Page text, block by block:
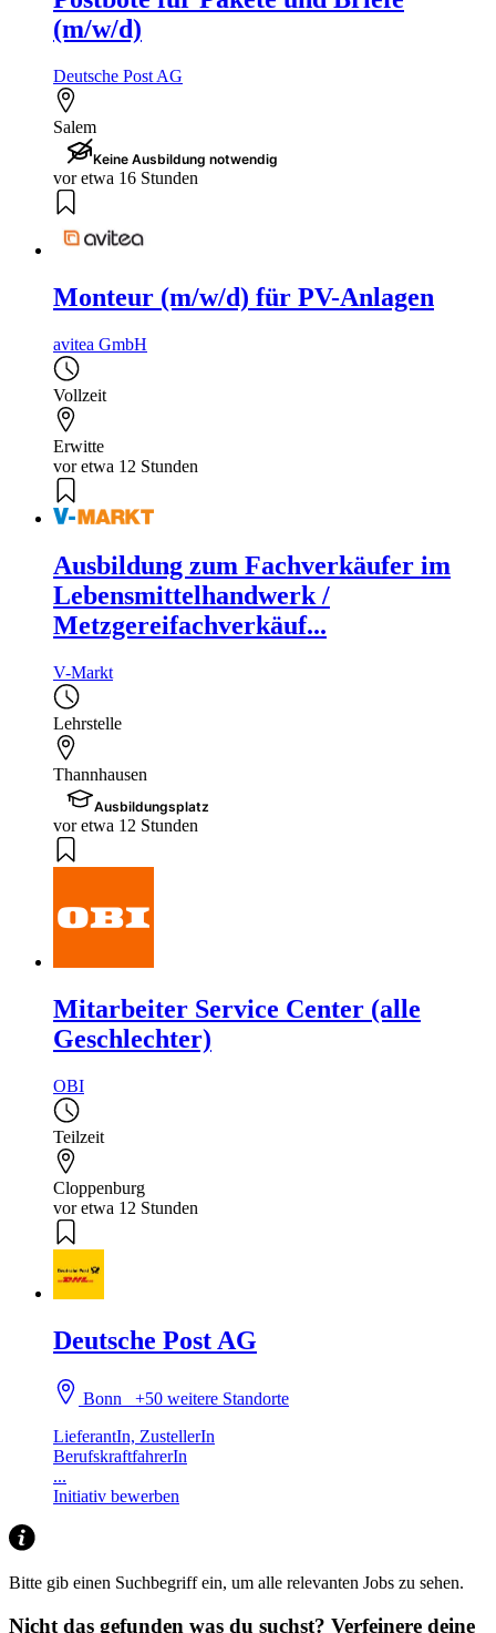
(m/w/d)
Deutsche Post AG
Salem
Keine Ausbildung notwendig
vor etwa 16 Stunden
Monteur (m/w/d) für PV-Anlagen
avitea GmbH
Vollzeit
Erwitte
vor etwa 12 Stunden
Ausbildung zum Fachverkäufer im
Lebensmittelhandwerk /
Metzgereifachverkäuf...
V-Markt
Lehrstelle
Thannhausen
Ausbildungsplatz
vor etwa 12 Stunden
Mitarbeiter Service Center (alle
Geschlechter)
OBI
Teilzeit
Cloppenburg
vor etwa 12 Stunden
Deutsche Post AG
Bonn+50 weitere Standorte
LieferantIn, ZustellerIn
BerufskraftfahrerIn
...
Initiativ bewerben
Bitte gib einen Suchbegriff ein, um alle relevanten Jobs zu sehen.
Nicht das gefunden was du suchst? Verfeinere deine